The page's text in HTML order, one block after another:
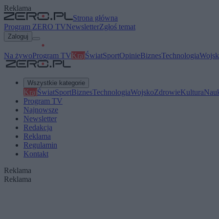
Reklama
Strona główna
Program ZERO TVNewsletterZgłoś temat
Zaloguj
Na żywoProgram TVKrajŚwiatSportOpinieBiznesTechnologia
Wszystkie kategorie
KrajŚwiatSportBiznesTechnologiaWojskoZdrowieKultura
Program TV
Najnowsze
Newsletter
Redakcja
Reklama
Regulamin
Kontakt
Reklama
Reklama